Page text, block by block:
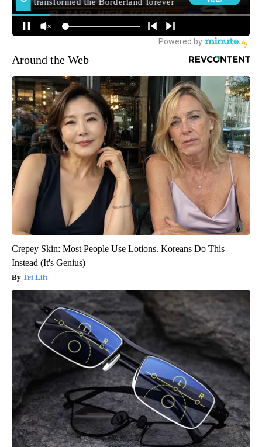
Around the Web
Crepey Skin: Most People Use Lotions. Koreans Do This
Instead (It's Genius)
Tri Lift